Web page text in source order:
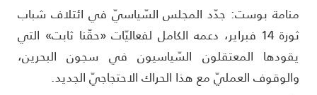
بوست: جدّد المجلس السّياسيّ في ائتلاف شباب
ثورة 14 فبراير، دعمه الكامل لفعاليّات «حقّنا ثابت» التي
المعتقلون السّياسيون في سجون البحرين،
العمليّ مع هذا الحراك الاحتجاجيّ الجديد.